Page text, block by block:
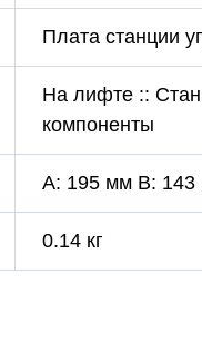
Плата станции
На лифте ::
компоненты
A: 195 мм B:
0.14 кг